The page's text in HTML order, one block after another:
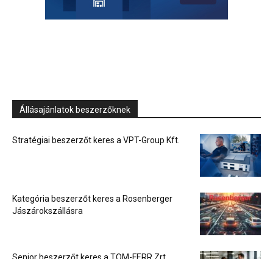
Állásajánlatok beszerzőknek
Stratégiai beszerzőt keres a VPT-Group Kft.
Kategória beszerzőt keres a Rosenberger
Jászárokszállásra